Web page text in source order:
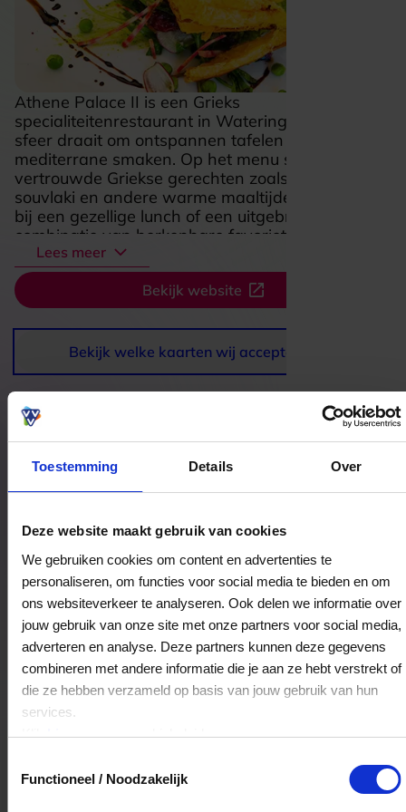
Toestemming Details Over
Deze website maakt gebruik van cookies
We gebruiken cookies om content en advertenties te
personaliseren, om functies voor social media te bieden en om
ons websiteverkeer te analyseren. Ook delen we informatie over
jouw gebruik van onze site met onze partners voor social media,
adverteren en analyse. Deze partners kunnen deze gegevens
combineren met andere informatie die je aan ze hebt verstrekt of
die ze hebben verzameld op basis van jouw gebruik van hun
services.
Klikhiervoor ons cookiebeleid.
Functioneel / Noodzakelijk
Athene Palace II is een Grieks
specialiteitenrestaurant in Wateringen waar de
sfeer draait om ontspannen tafelen en klassieke
mediterrane smaken. Op het menu staan
vertrouwde Griekse gerechten zoals gyros,
souvlaki en andere warme maaltijden die passen
bij een gezellige lunch of een uitgebreid diner. De
combinatie van herkenbare favorieten, royale
borden en de warme uitstraling van een Grieks
restaurant maakt dit een fijne plek voor iedereen
die zin heeft in smakelijk en ongedwongen uit
eten.
Lees meer
Bekijk website
Bekijk welke kaarten wij accepteren
Bestedingslocaties
Athene Palace II
Herenstraat 36
2291BH Wateringen
Veelgestelde Vragen
Ja, je mag het saldo van je VVV